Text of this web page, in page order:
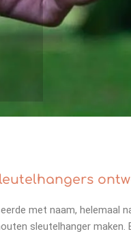
met naam,
sleutelhanger